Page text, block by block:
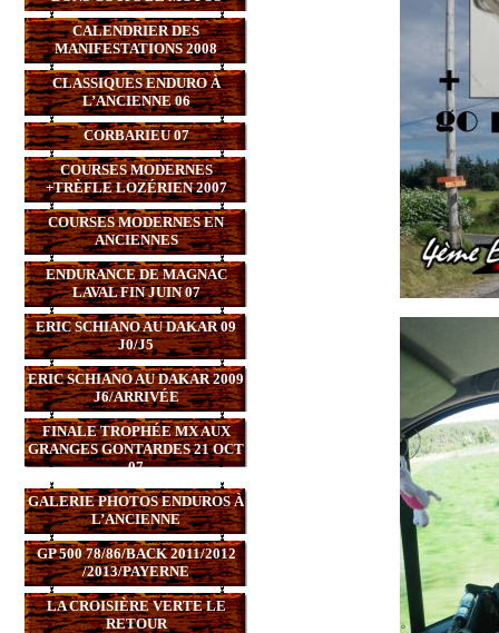
CALENDRIER DES
MANIFESTATIONS 2008
CLASSIQUES ENDURO À
L’ANCIENNE 06
CORBARIEU 07
COURSES MODERNES
+TRÈFLE LOZÉRIEN 2007
COURSES MODERNES EN
ANCIENNES
ENDURANCE DE MAGNAC
LAVAL FIN JUIN 07
ERIC SCHIANO AU DAKAR 09
J0/J5
ERIC SCHIANO AU DAKAR 2009
J6/ARRIVÉE
FINALE TROPHÉE MX AUX
GRANGES GONTARDES 21 OCT
07
GALERIE PHOTOS ENDUROS À
L’ANCIENNE
GP 500 78/86/BACK 2011/2012
/2013/PAYERNE
LA CROISIÈRE VERTE LE
RETOUR